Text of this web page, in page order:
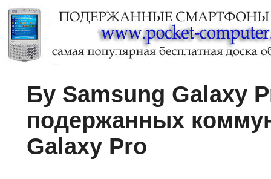
Бу Samsung Galaxy
подержанных
Galaxy Pro